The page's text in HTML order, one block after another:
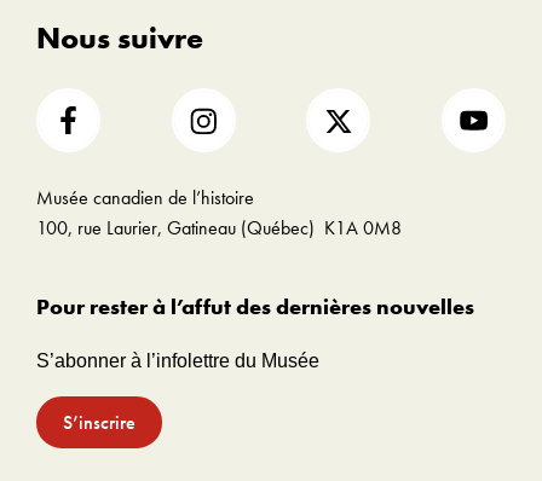
Nous suivre
Musée canadien de l’histoire
100, rue Laurier, Gatineau (Québec) K1A 0M8
Pour rester à l’affut des dernières nouvelles
S’abonner à l’infolettre du Musée
S’inscrire